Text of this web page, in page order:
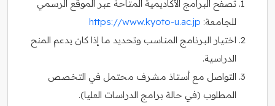
تصفح البرامج الأكاديمية المتاحة عبر الموقع الرسمي
للجامعة: https://www.kyoto-u.ac.jp
اختيار البرنامج المناسب وتحديد ما إذا كان يدعم المنح
الدراسية.
التواصل مع أستاذ مشرف محتمل في التخصص
المطلوب (في حالة برامج الدراسات العليا).